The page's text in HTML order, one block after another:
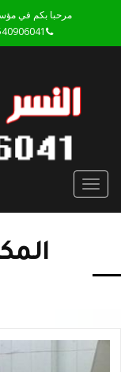
مرحبا بكم في
- 0550081575
Toggle